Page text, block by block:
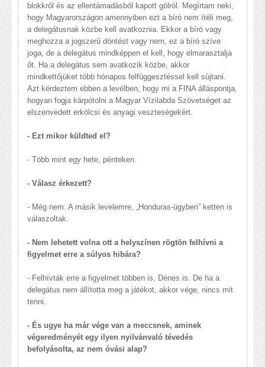
blokkról és az ellentámadásból kapott gólról. Megírtam neki,
hogy Magyarországon amennyiben ezt a bíró nem ítéli meg,
a delegátusnak közbe kell avatkoznia. Ekkor a bíró vagy
meghozza a jogszerű döntést vagy nem, ez a bíró szíve
joga, de a delegátus mindképpen el kell, hogy elmarasztalja
őt. Ha a delegátus sem avatkozik közbe, akkor
mindkettőjüket több hónapos felfüggesztéssel kell sújtani.
Azt kérdeztem ebben a levélben, hogy mi a FINA álláspontja,
hogyan fogja kárpótolni a Magyar Vízilabda Szövetséget az
elszenvedett erkölcsi és anyagi veszteségekért.
- Ezt mikor küldted el?
- Több mint egy hete, pénteken.
- Válasz érkezett?
- Még nem. A másik levelemre, „Honduras-ügyben” ketten is
válaszoltak.
- Nem lehetett volna ott a helyszínen rögtön felhívni a
figyelmet erre a súlyos hibára?
- Felhívták erre a figyelmet többen is, Dénes is. De ha a
delegátus nem állította meg a játékot, akkor vége, nincs mit
tenni.
- És ugye ha már vége van a meccsnek, aminek
végeredményét egy ilyen nyilvánvaló tévedés
befolyásolta, az nem óvási alap?